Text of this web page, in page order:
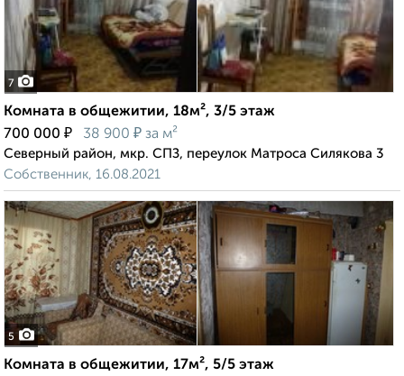
7
Комната в общежитии, 18м², 3/5 этаж
700 000 ₽ 38 900 ₽ за м²
Северный район, мкр. СПЗ, переулок Матроса Силякова 3
Собственник, 16.08.2021
5
Комната в общежитии, 17м², 5/5 этаж